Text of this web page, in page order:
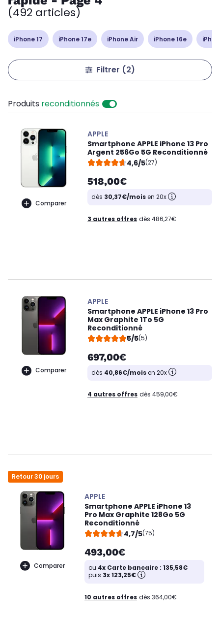
(492 articles)
iPhone 17 iPhone 17e iPhone Air iPhone 16e
Filtrer (2)
Produits reconditionnés
Comparer
APPLE
Smartphone APPLE iPhone 13 Pro
Argent 256Go 5G Reconditionné
4,6/5(27)
518,00€
dès 30,37€/moisen 20x
3 autres offres dès 486,27€
Comparer
APPLE
Smartphone APPLE iPhone 13 Pro
Max Graphite 1To 5G
Reconditionné
5/5(5)
697,00€
dès 40,86€/moisen 20x
4 autres offres dès 459,00€
Retour 30 jours
Comparer
APPLE
Smartphone APPLE iPhone 13
Pro Max Graphite 128Go 5G
Reconditionné
4,7/5(75)
493,00€
ou 4x Carte bancaire : 135,58€
puis 3x 123,25€
10 autres offres dès 364,00€